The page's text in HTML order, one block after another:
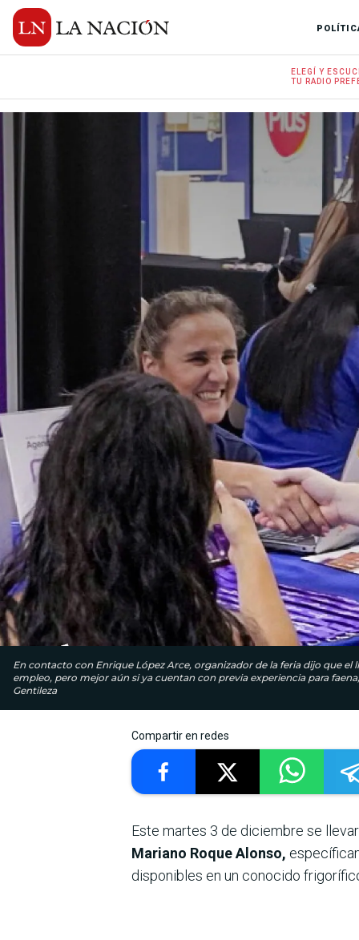
ELEGÍ Y
TU RADIO
En contacto con Enrique López Arce, organizador de la feria dijo que el
empleo, pero mejor aún si ya cuentan con previa experiencia para
Gentileza
Compartir en redes
Este martes 3 de diciembre se
Mariano Roque Alonso,
disponibles en un conocido